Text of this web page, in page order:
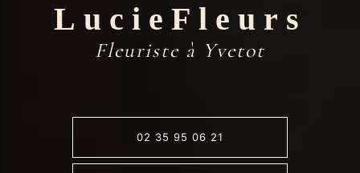
LucieFleurs
Fleuriste à Yvetot
02 35 95 06 21